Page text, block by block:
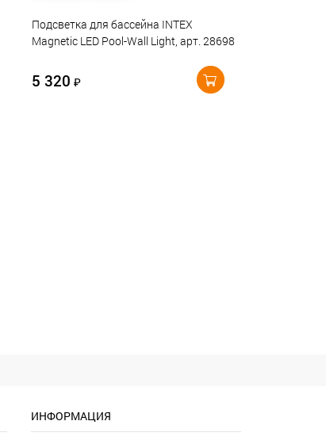
Подсветка для бассейна INTEX
Magnetic LED Pool-Wall Light, арт. 28698
5 320 ₽
ИНФОРМАЦИЯ